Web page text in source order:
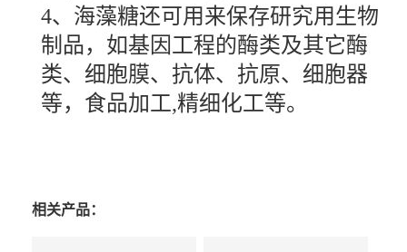
4、海藻糖还可用来保存研究用生物
制品，如基因工程的酶类及其它酶
类、细胞膜、抗体、抗原、细胞器
等，食品加工,精细化工等。
相关产品：